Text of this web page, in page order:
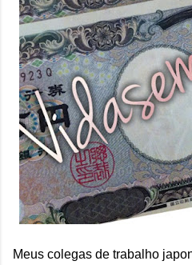
Meus colegas de trabalho